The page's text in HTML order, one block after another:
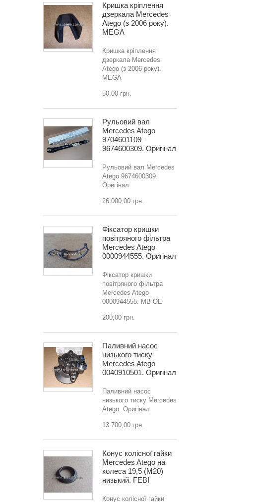
Кришка кріплення
дзеркала Mercedes
Atego (з 2006 року).
MEGA
Кришка кріплення
дзеркала Mercedes
Atego (з 2006 року).
MEGA
50,00 грн.
Рульовий вал
Mercedes Atego
9704601109 -
9674600309. Оригінал
Рульовий вал Mercedes
Atego 9674600309.
Оригінал
26 000,00 грн.
Фіксатор кришки
повітряного фільтра
Mercedes Atego
0000944555. Оригінал
Фіксатор кришки
повітряного фільтра
Mercedes Atego
0000944555. MB OE
200,00 грн.
Паливний насос
низького тиску
Mercedes Atego
0040910501. Оригінал
Паливний насос
низького тиску Mercedes
Atego. Оригінал
13 700,00 грн.
Конус колісної гайки
Mercedes Atego на
колеса 19,5 (M20)
низький. FEBI
Конус колісної гайки